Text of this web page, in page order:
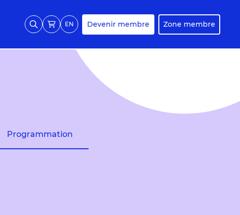
EN Devenir membre Zone membre
Programmation